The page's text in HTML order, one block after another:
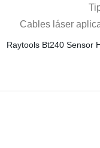
Cables láser